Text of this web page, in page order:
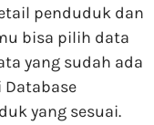
penduduk dan
bisa pilih data
yang sudah ada
Database
yang sesuai.